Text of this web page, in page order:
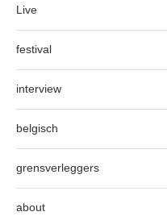
Live
festival
interview
belgisch
grensverleggers
about